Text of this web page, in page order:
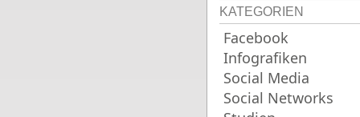
KATEGORIEN
Facebook
Infografiken
Social Media
Social Networks